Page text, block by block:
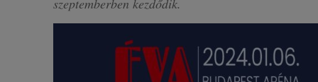
szeptemberben kezdődik.